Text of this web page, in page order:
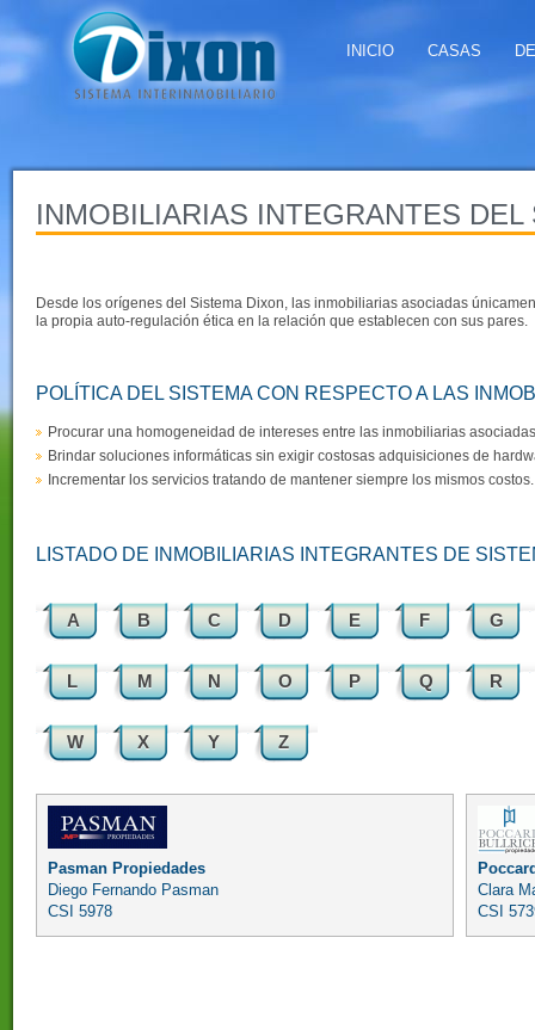
INICIO CASAS
INMOBILIARIAS INTEGRANTES DEL
Desde los orígenes del Sistema Dixon, las inmobiliarias asociadas
la propia auto-regulación ética en la relación que establecen con sus pares.
POLÍTICA DEL SISTEMA CON RESPECTO A LAS
Procurar una homogeneidad de intereses entre las inmobiliarias
Brindar soluciones informáticas sin exigir costosas adquisiciones de
Incrementar los servicios tratando de mantener siempre los mismos costos.
LISTADO DE INMOBILIARIAS INTEGRANTES DE
A B C D E F G
L M N O P Q R
W X Y Z
Pasman Propiedades
Diego Fernando Pasman
CSI 5978
Clara
CSI